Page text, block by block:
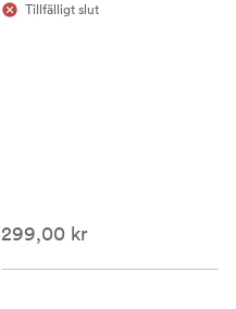
Tillfälligt slut
299,00 kr